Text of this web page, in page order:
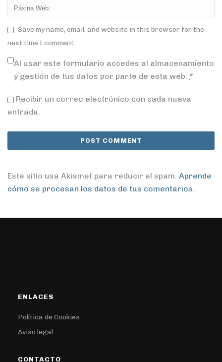
Save my name, email, and website in this browser for the
next time I comment.
Al usar este formulario accedes al almacenamiento
y gestión de tus datos por parte de esta web. *
Recibir un correo electrónico con cada nueva
entrada.
Este sitio usa Akismet para reducir el spam. Aprende
cómo se procesan los datos de tus comentarios.
ENLACES
Política de Cookies
Aviso legal
CONTACTO